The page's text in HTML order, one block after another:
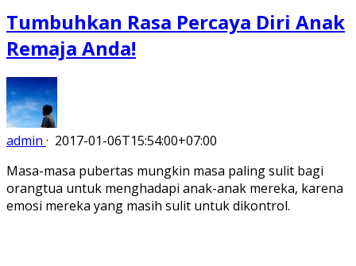
Tumbuhkan Rasa Percaya Diri Anak
Remaja Anda!
admin · 2017-01-06T15:54:00+07:00
Masa-masa pubertas mungkin masa paling sulit bagi
orangtua untuk menghadapi anak-anak mereka, karena
emosi mereka yang masih sulit untuk dikontrol.